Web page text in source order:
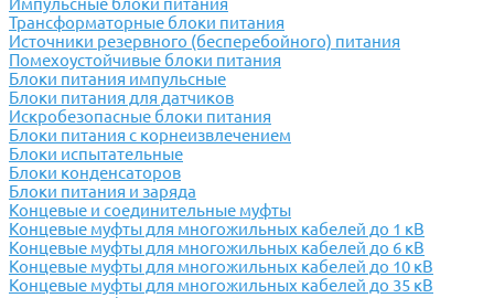
Импульсные блоки питания
Трансформаторные блоки питания
Источники резервного (бесперебойного) питания
Помехоустойчивые блоки питания
Блоки питания импульсные
Блоки питания для датчиков
Искробезопасные блоки питания
Блоки питания с корнеизвлечением
Блоки испытательные
Блоки конденсаторов
Блоки питания и заряда
Концевые и соединительные муфты
Концевые муфты для многожильных кабелей до 1 кВ
Концевые муфты для многожильных кабелей до 6 кВ
Концевые муфты для многожильных кабелей до 10 кВ
Концевые муфты для многожильных кабелей до 35 кВ